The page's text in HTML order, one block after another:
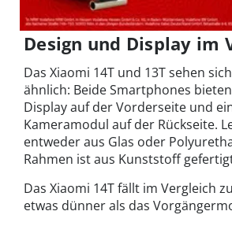
Design und Display im
Das Xiaomi 14T und 13T sehen
ähnlich: Beide Smartphones
Display auf der Vorderseite und
Kameramodul auf der Rückseite.
entweder aus Glas oder
Rahmen ist aus Kunststoff
Das Xiaomi 14T fällt im Vergleich
etwas dünner als das